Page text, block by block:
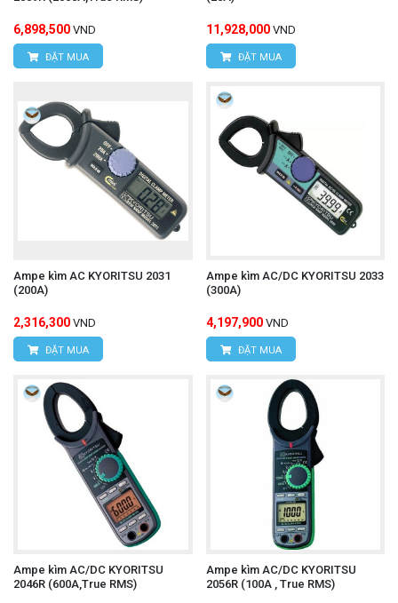
Kiên, Huyện Bình Chánh, Tp.Hồ Chí Minh.
Hotline:
vantien2307@gmail.com
Website:www.hungnguyentech.vn
Tham khảo thêm:
Máy đo đa khí cầm tay BOSEAN
6,898,500 VND
ĐẶT MUA
11,928,000 VND
ĐẶT MUA
Ampe kìm AC KYORITSU 2031
(200A)
2,316,300 VND
ĐẶT MUA
Ampe kìm AC/DC KYORITSU 2033
(300A)
4,197,900 VND
ĐẶT MUA
Ampe kìm AC/DC KYORITSU
2046R (600A,True RMS)
Ampe kìm AC/DC KYORITSU
2056R (100A , True RMS)